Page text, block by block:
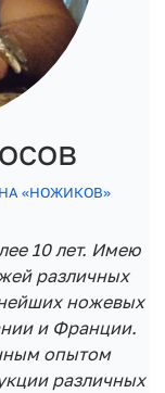
«НОЖИКОВ»
10 лет. Имею
различных
ножевых
и Франции.
опытом
различных